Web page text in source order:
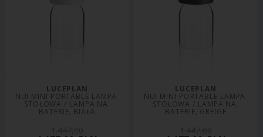
LUCEPLAN
NUI MINI PORTABLE LAMPA
STOŁOWA / LAMPA NA
BATERIE, BIAŁA
LUCEPLAN
NUI MINI PORTABLE LAMPA
STOŁOWA / LAMPA NA
BATERIE, GREIGE